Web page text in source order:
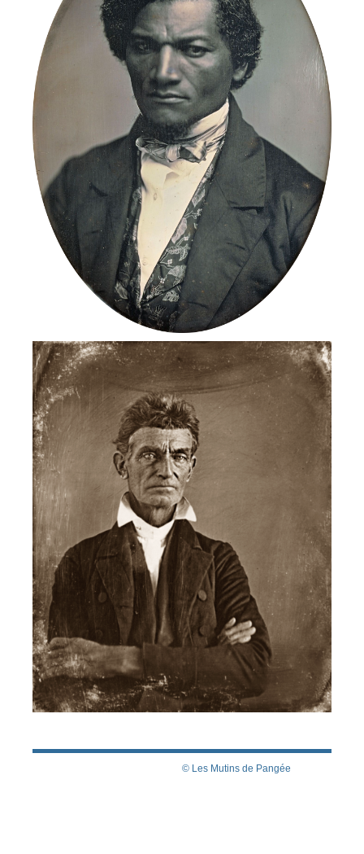
© Les Mutins de Pangée